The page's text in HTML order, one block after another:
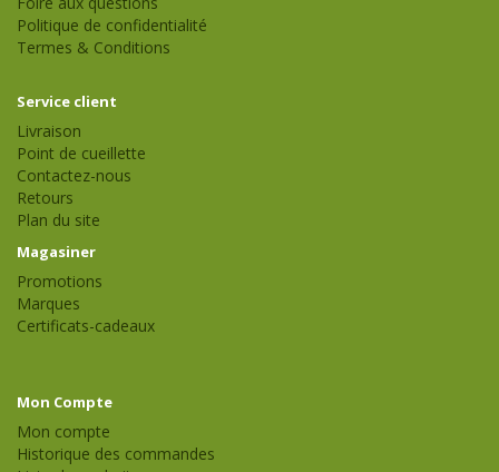
Politique de confidentialité
Termes & Conditions
Service client
Livraison
Point de cueillette
Contactez-nous
Retours
Plan du site
Magasiner
Promotions
Marques
Certificats-cadeaux
Mon Compte
Mon compte
Historique des commandes